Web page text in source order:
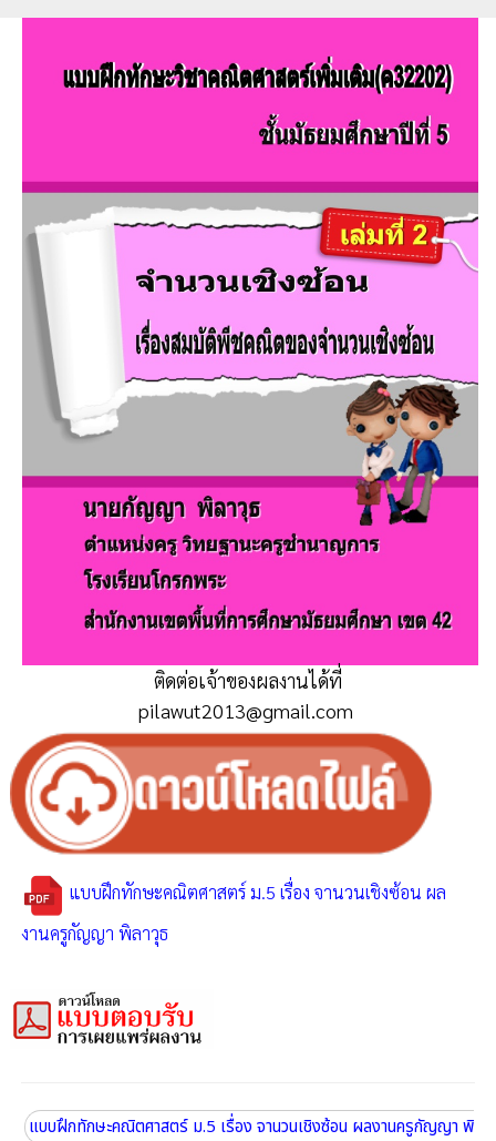
ติดต่อเจ้าของผลงานได้ที่
pilawut2013@gmail.com
แบบฝึกทักษะคณิตศาสตร์ ม.5 เรื่อง จานวนเชิงซ้อน ผล
งานครูกัญญา พิลาวุธ
แบบฝึกทักษะคณิตศาสตร์ ม.5 เรื่อง จานวนเชิงซ้อน ผลงานครูกัญญา พิ